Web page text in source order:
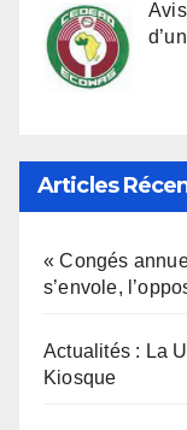
Articles
« Congés
s’envole,
Actualités : La
Kiosque